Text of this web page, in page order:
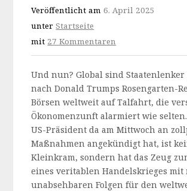
Veröffentlicht am6. April 2025
unterStartseite
mit 27 Kommentaren
Und nun? Global sind
nach Donald Trumps Rosengarten-
Börsen weltweit auf Talfahrt, die
Ökonomenzunft alarmiert wie
US-Präsident da am Mittwoch an
Maßnahmen angekündigt hat, ist
Kleinkram, sondern hat das Zeug
eines veritablen Handelskrieges mit
unabsehbaren Folgen für den